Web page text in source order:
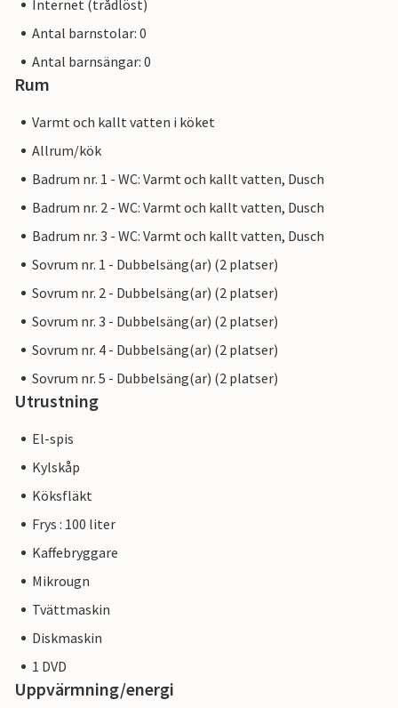
Internet (trådlöst)
Antal barnstolar: 0
Antal barnsängar: 0
Rum
Varmt och kallt vatten i köket
Allrum/kök
Badrum nr. 1 - WC: Varmt och kallt vatten, Dusch
Badrum nr. 2 - WC: Varmt och kallt vatten, Dusch
Badrum nr. 3 - WC: Varmt och kallt vatten, Dusch
Sovrum nr. 1 - Dubbelsäng(ar) (2 platser)
Sovrum nr. 2 - Dubbelsäng(ar) (2 platser)
Sovrum nr. 3 - Dubbelsäng(ar) (2 platser)
Sovrum nr. 4 - Dubbelsäng(ar) (2 platser)
Sovrum nr. 5 - Dubbelsäng(ar) (2 platser)
Utrustning
El-spis
Kylskåp
Köksfläkt
Frys : 100 liter
Kaffebryggare
Mikrougn
Tvättmaskin
Diskmaskin
1 DVD
Uppvärmning/energi